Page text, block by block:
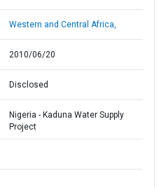
Western and Central Africa,
2010/06/20
Disclosed
Nigeria - Kaduna Water Supply
Project